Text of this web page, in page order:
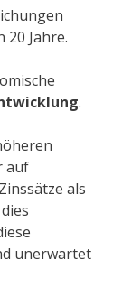
Jahre.
.
auf
als
unerwartet